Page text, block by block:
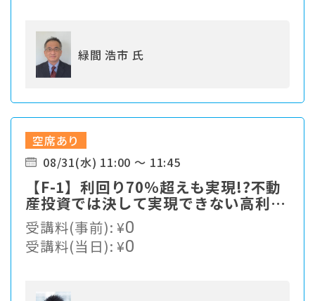
緑間 浩市 氏
空席あり
08/31(水) 11:00 ～ 11:45
【F-1】利回り70％超えも実現!?不動
産投資では決して実現できない高利回
りの最先端資産運用！
受講料(事前):¥0
受講料(当日):¥0